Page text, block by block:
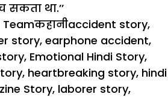
सकता था.’’
TeamCategories
कहानीTags
accident story,
story, earphone accident,
, Emotional Hindi Story,
, heartbreaking story, hindi
Story, laborer story,